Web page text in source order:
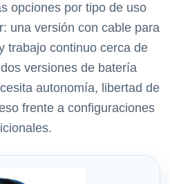
opciones por tipo de uso
una versión con cable para
trabajo continuo cerca de
versiones de batería
autonomía, libertad de
frente a configuraciones